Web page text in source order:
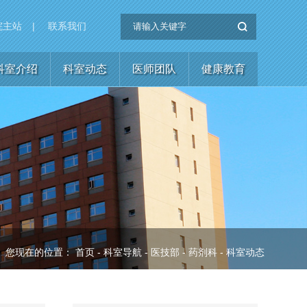
主站 | 联系我们
室介绍 科室动态 医师团队 健康教育
您现在的位置： 首页 - 科室导航 - 医技部 - 药剂科 - 科室动态